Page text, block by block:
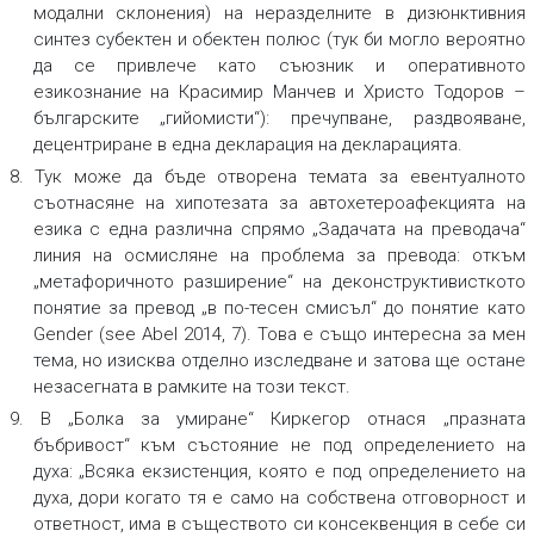
модални склонения) на неразделните в дизюнктивния
синтез субектен и обектен полюс (тук би могло вероятно
да се привлече като съюзник и оперативното
езикознание на Красимир Манчев и Христо Тодоров –
българските „гийомисти“): пречупване, раздвояване,
децентриране в една декларация на декларацията.
8. Тук може да бъде отворена темата за евентуалното
съотнасяне на хипотезата за автохетероафекцията на
езика с една различна спрямо „Задачата на преводача“
линия на осмисляне на проблема за превода: откъм
„метафоричното разширение“ на деконструктивисткото
понятие за превод „в по-тесен смисъл“ до понятие като
Gender (see Abel 2014, 7). Това е също интересна за мен
тема, но изисква отделно изследване и затова ще остане
незасегната в рамките на този текст.
9. В „Болка за умиране“ Киркегор отнася „празната
бъбривост“ към състояние не под определението на
духа: „Всяка екзистенция, която е под определението на
духа, дори когато тя е само на собствена отговорност и
ответност, има в съществото си консеквенция в себе си